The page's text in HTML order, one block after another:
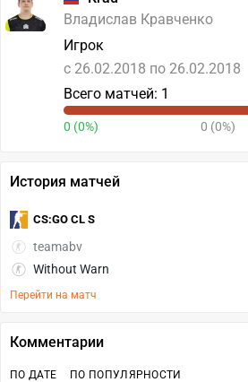
Владислав Кравченко
Игрок
c 26.02.2018 по 26.02.2018
Всего матчей: 1
0 (0%) 0 (0%)
История матчей
teamabv
Without Warn
Перейти на матч
CS:GO CL S
Комментарии
ПО ДАТЕ ПО ПОПУЛЯРНОСТИ